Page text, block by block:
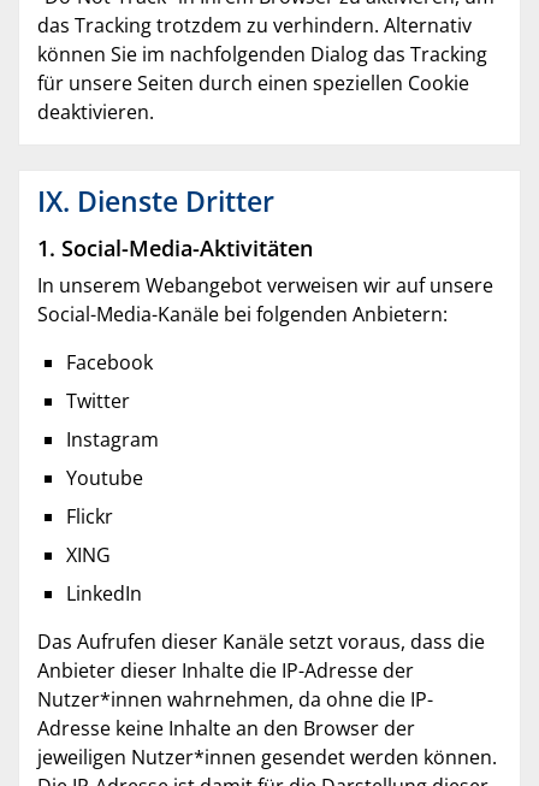
das Tracking trotzdem zu verhindern. Alternativ
können Sie im nachfolgenden Dialog das Tracking
für unsere Seiten durch einen speziellen Cookie
deaktivieren.
IX. Dienste Dritter
1. Social-Media-Aktivitäten
In unserem Webangebot verweisen wir auf unsere
Social-Media-Kanäle bei folgenden Anbietern:
Facebook
Twitter
Instagram
Youtube
Flickr
XING
LinkedIn
Das Aufrufen dieser Kanäle setzt voraus, dass die
Anbieter dieser Inhalte die IP-Adresse der
Nutzer*innen wahrnehmen, da ohne die IP-
Adresse keine Inhalte an den Browser der
jeweiligen Nutzer*innen gesendet werden können.